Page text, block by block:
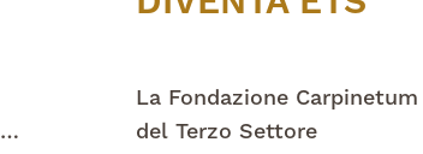
La Fondazione
del Terzo Settore